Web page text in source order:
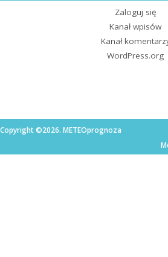
Zaloguj się
Kanał wpisów
Kanał
WordPress.org
Copyright ©2026. METEOprognoza